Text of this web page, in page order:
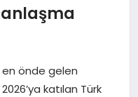
en önde gelen
katılan Türk